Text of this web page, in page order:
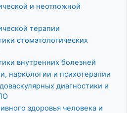
и неотложной
терапии
стоматологических
внутренних болезней
наркологии и психотерапии
диагностики и
здоровья человека и